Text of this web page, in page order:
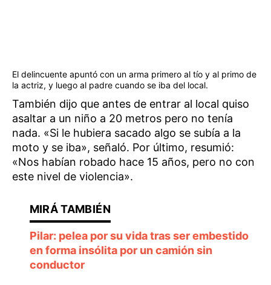
El delincuente apuntó con un arma primero al tío y al primo de
la actriz, y luego al padre cuando se iba del local.
También dijo que antes de entrar al local quiso
asaltar a un niño a 20 metros pero no tenía
nada. «Si le hubiera sacado algo se subía a la
moto y se iba», señaló. Por último, resumió:
«Nos habían robado hace 15 años, pero no con
este nivel de violencia».
Pilar: pelea por su vida tras ser embestido
en forma insólita por un camión sin
conductor